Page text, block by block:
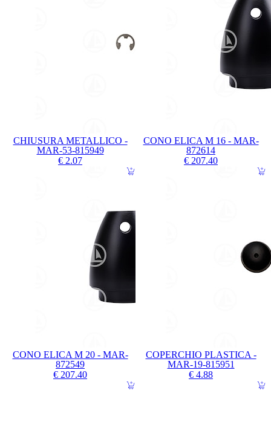
CHIUSURA METALLICO -
MAR-53-815949
€ 2.07
CONO ELICA M 16 - MAR-
872614
€ 207.40
CONO ELICA M 20 - MAR-
872549
€ 207.40
COPERCHIO PLASTICA -
MAR-19-815951
€ 4.88